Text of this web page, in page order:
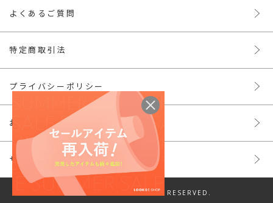
よくあるご質問
特定商取引法
プライバシーポリシー
お問い合わせ
サイトマップ
© LOOK INC. ALL RIGHTS RESERVED.